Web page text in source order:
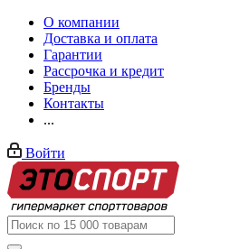
О компании
Доставка и оплата
Гарантии
Рассрочка и кредит
Бренды
Контакты
...
Войти